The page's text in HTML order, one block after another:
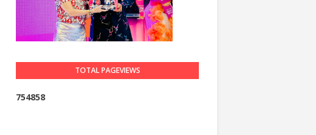
TOTAL PAGEVIEWS
754858